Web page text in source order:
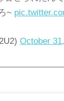
~
October